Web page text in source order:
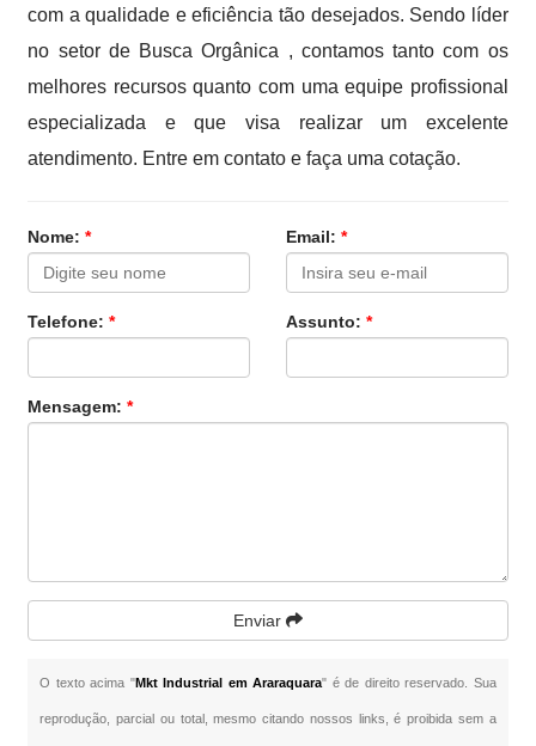
com a qualidade e eficiência tão desejados. Sendo líder
no setor de Busca Orgânica , contamos tanto com os
melhores recursos quanto com uma equipe profissional
especializada e que visa realizar um excelente
atendimento. Entre em contato e faça uma cotação.
Nome:* Email: *
Telefone:* Assunto: *
Mensagem:*
Enviar
O texto acima "Mkt Industrial em Araraquara" é de direito reservado. Sua
reprodução, parcial ou total, mesmo citando nossos links, é proibida sem a